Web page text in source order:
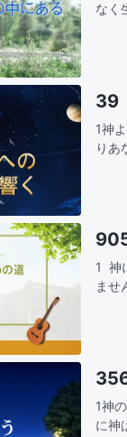
なく
39
1神
りあ
1 神
ませ
1神
に神